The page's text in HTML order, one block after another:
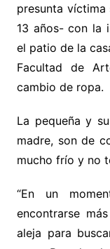
presunta víctima
13 años- con la
el patio de la
Facultad de
cambio de ropa.
La pequeña y
madre, son de
mucho frío y no
“En un
encontrarse
aleja para